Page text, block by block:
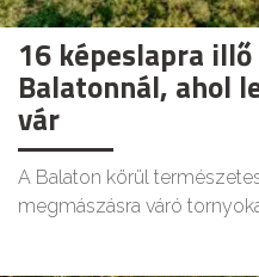
16 képeslapra
Balatonnál, ahol
vár
A Balaton körül
megmászásra váró